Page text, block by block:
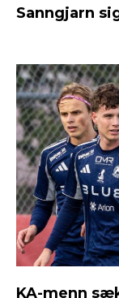
Sanngjarn
KA-menn